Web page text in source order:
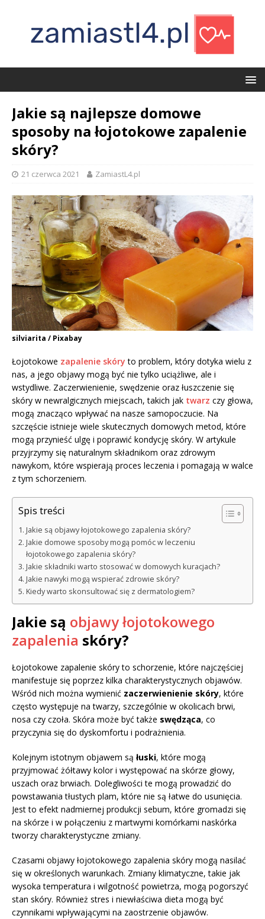
Jakie są najlepsze domowe
sposoby na łojotokowe zapalenie
skóry?
21 czerwca 2021 ZamiastL4.pl
silviarita / Pixabay
Łojotokowe zapalenie skóry to problem, który dotyka wielu z
nas, a jego objawy mogą być nie tylko uciążliwe, ale i
wstydliwe. Zaczerwienienie, swędzenie oraz łuszczenie się
skóry w newralgicznych miejscach, takich jak twarz czy głowa,
mogą znacząco wpływać na nasze samopoczucie. Na
szczęście istnieje wiele skutecznych domowych metod, które
mogą przynieść ulgę i poprawić kondycję skóry. W artykule
przyjrzymy się naturalnym składnikom oraz zdrowym
nawykom, które wspierają proces leczenia i pomagają w walce
z tym schorzeniem.
Spis treści
Jakie są objawy łojotokowego zapalenia skóry?
Jakie domowe sposoby mogą pomóc w leczeniu
łojotokowego zapalenia skóry?
Jakie składniki warto stosować w domowych kuracjach?
Jakie nawyki mogą wspierać zdrowie skóry?
Kiedy warto skonsultować się z dermatologiem?
Jakie są objawy łojotokowego
zapalenia skóry?
Łojotokowe zapalenie skóry to schorzenie, które najczęściej
manifestuje się poprzez kilka charakterystycznych objawów.
Wśród nich można wymienić zaczerwienienie skóry, które
często występuje na twarzy, szczególnie w okolicach brwi,
nosa czy czoła. Skóra może być także swędząca, co
przyczynia się do dyskomfortu i podrażnienia.
Kolejnym istotnym objawem są łuski, które mogą
przyjmować żółtawy kolor i występować na skórze głowy,
uszach oraz brwiach. Dolegliwości te mogą prowadzić do
powstawania tłustych plam, które nie są łatwe do usunięcia.
Jest to efekt nadmiernej produkcji sebum, które gromadzi się
na skórze i w połączeniu z martwymi komórkami naskórka
tworzy charakterystyczne zmiany.
Czasami objawy łojotokowego zapalenia skóry mogą nasilać
się w określonych warunkach. Zmiany klimatyczne, takie jak
wysoka temperatura i wilgotność powietrza, mogą pogorszyć
stan skóry. Również stres i niewłaściwa dieta mogą być
czynnikami wpływającymi na zaostrzenie objawów.